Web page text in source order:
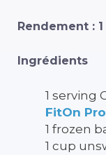
Rendement : 1
Ingrédients
1 serving
FitOn
1 frozen
1 cup